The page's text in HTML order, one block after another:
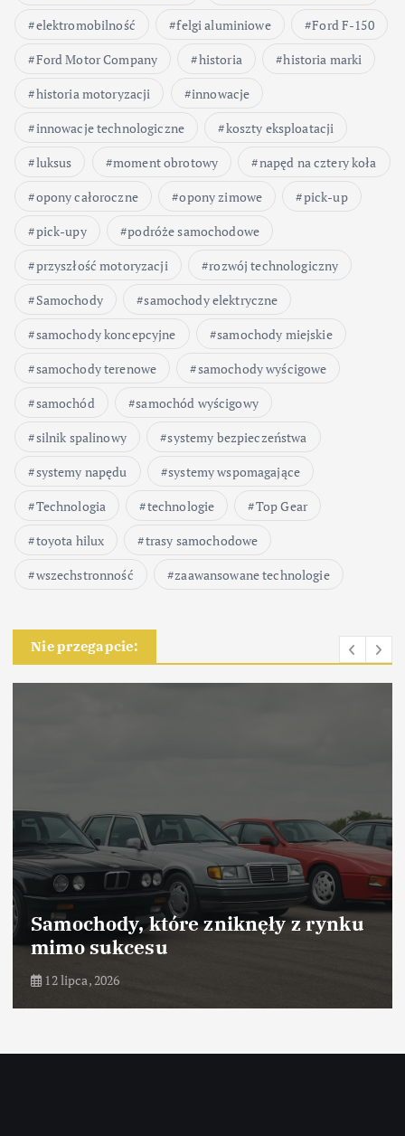
elektromobilność
felgi aluminiowe
Ford F-150
Ford Motor Company
historia
historia marki
historia motoryzacji
innowacje
innowacje technologiczne
koszty eksploatacji
luksus
moment obrotowy
napęd na cztery koła
opony całoroczne
opony zimowe
pick-up
pick-upy
podróże samochodowe
przyszłość motoryzacji
rozwój technologiczny
Samochody
samochody elektryczne
samochody koncepcyjne
samochody miejskie
samochody terenowe
samochody wyścigowe
samochód
samochód wyścigowy
silnik spalinowy
systemy bezpieczeństwa
systemy napędu
systemy wspomagające
Technologia
technologie
Top Gear
toyota hilux
trasy samochodowe
wszechstronność
zaawansowane technologie
Nie przegapcie:
Samochody, które zniknęły z rynku
mimo sukcesu
12 lipca, 2026